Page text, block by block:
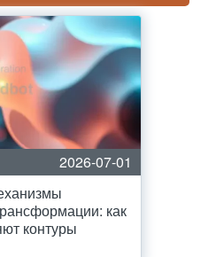
2026-07-01
как
контуры